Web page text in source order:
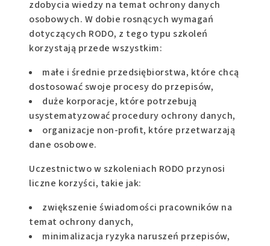
zdobycia wiedzy na temat ochrony danych
osobowych. W dobie rosnących wymagań
dotyczących RODO, z tego typu szkoleń
korzystają przede wszystkim:
małe i średnie przedsiębiorstwa, które chcą
dostosować swoje procesy do przepisów,
duże korporacje, które potrzebują
usystematyzować procedury ochrony danych,
organizacje non-profit, które przetwarzają
dane osobowe.
Uczestnictwo w szkoleniach RODO przynosi
liczne korzyści, takie jak:
zwiększenie świadomości pracowników na
temat ochrony danych,
minimalizacja ryzyka naruszeń przepisów,